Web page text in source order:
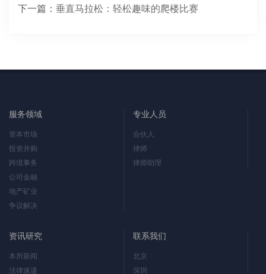
下一篇： 垂直马拉松：轻松趣味的爬楼比赛
服务领域
资本市场
投资并购
跨境事务
公司金融
地产矿业
争议解决
专业人员
合伙人
律师
律师助理
资讯研究
本所新闻
法律速递
联系我们
北京
深圳